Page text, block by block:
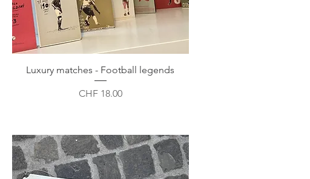
Luxury matches - Football legends
Preis
CHF 18.00